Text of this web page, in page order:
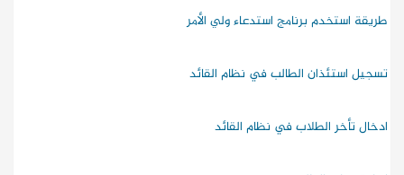
طريقة استخدم برنامج استدعاء ولي الأمر
تسجيل استئذان الطالب في نظام القائد
ادخال تأخر الطلاب في نظام القائد